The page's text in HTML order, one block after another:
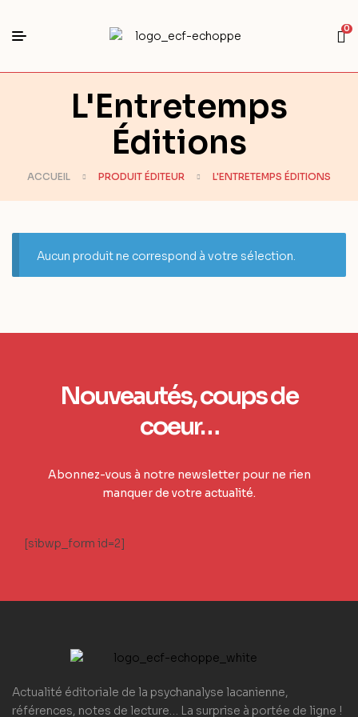
0
L'Entretemps
Éditions
ACCUEIL PRODUIT ÉDITEUR L'ENTRETEMPS ÉDITIONS
Aucun produit ne correspond à votre sélection.
Nouveautés, coups de
coeur…
Abonnez-vous à notre newsletter pour ne rien
manquer de votre actualité.
[sibwp_form id=2]
Actualité éditoriale de la psychanalyse lacanienne,
références, notes de lecture… La surprise à portée de ligne !